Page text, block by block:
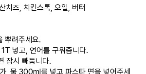
치즈, 치킨스톡, 오일, 버터
뿌려주세요.
넣고, 연어를 구워줍니다.
잠시 빼둡니다.
, 물 300ml를 넣고 파스타 면을 넣어주세